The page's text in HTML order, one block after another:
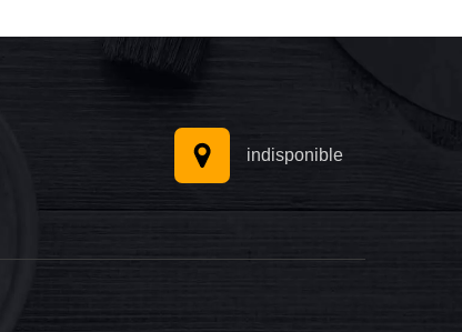
indisponible